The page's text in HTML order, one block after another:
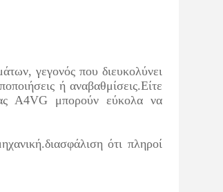
γεγονός που διευκολύνει
ή αναβαθμίσεις.Είτε
A4VG μπορούν εύκολα να
ότι πληροί